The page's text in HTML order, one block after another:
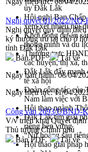
ủy Đắk Lắk
Hội nghị Ban
xem xét nhiều nội
Khởi động dự án
thông minh và du
Thường trực
các huyện, thị xã,
Đắk Lắk đẩy mạnh
tế xã hội
Đoàn công tác của
Nam làm việc với
Hội thao ngành
Đắk Lắk tìm giải
riêng bền vững
“Nữ hoàng sầu
Hội thảo giải pháp
Nghị quyết 01/2022/
Nghị quyết quy định
ký thường trú tại chỗ ở
tỉnh Đắk Lắk
Bản PDF
Tải về
Ngày ban hành:08/04/
Ngày hiệu lực:11/04/
Công văn 2693/UBND-
V/v triển khai Quyết
Thủ tướng Chính phủ
Bản PDF
Tải về